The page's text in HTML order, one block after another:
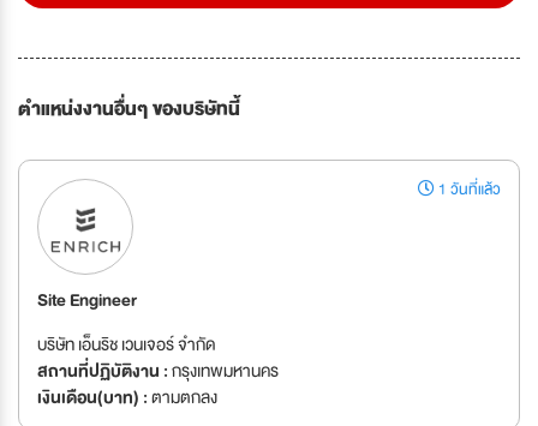
ตำแหน่งงานอื่นๆ ของบริษัทนี้
1 วันที่แล้ว
Site Engineer
บริษัท เอ็นริช เวนเจอร์ จำกัด
สถานที่ปฏิบัติงาน :กรุงเทพมหานคร
เงินเดือน(บาท) :ตามตกลง